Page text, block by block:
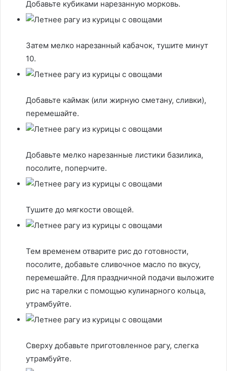
Добавьте кубиками нарезанную морковь.
Затем мелко нарезанный кабачок, тушите минут
10.
Добавьте каймак (или жирную сметану, сливки),
перемешайте.
Добавьте мелко нарезанные листики базилика,
посолите, поперчите.
Тушите до мягкости овощей.
Тем временем отварите рис до готовности,
посолите, добавьте сливочное масло по вкусу,
перемешайте. Для праздничной подачи выложите
рис на тарелки с помощью кулинарного кольца,
утрамбуйте.
Сверху добавьте приготовленное рагу, слегка
утрамбуйте.